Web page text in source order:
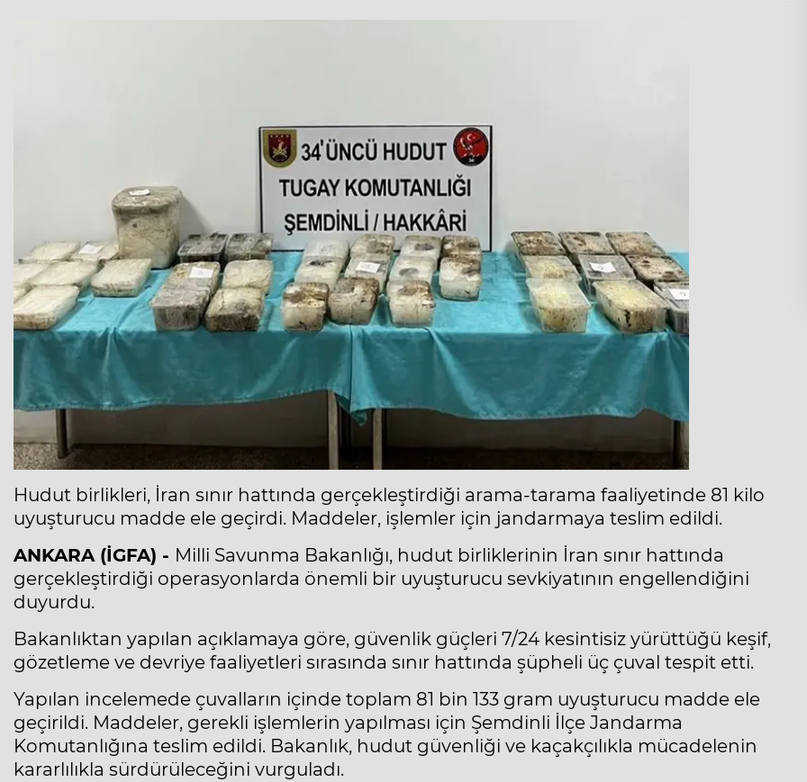
Hudut birlikleri, İran sınır hattında gerçekleştirdiği arama-tarama faaliyetinde 81 kilo
uyuşturucu madde ele geçirdi. Maddeler, işlemler için jandarmaya teslim edildi.
ANKARA (İGFA) - Milli Savunma Bakanlığı, hudut birliklerinin İran sınır hattında
gerçekleştirdiği operasyonlarda önemli bir uyuşturucu sevkiyatının engellendiğini
duyurdu.
Bakanlıktan yapılan açıklamaya göre, güvenlik güçleri 7/24 kesintisiz yürüttüğü keşif,
gözetleme ve devriye faaliyetleri sırasında sınır hattında şüpheli üç çuval tespit etti.
Yapılan incelemede çuvalların içinde toplam 81 bin 133 gram uyuşturucu madde ele
geçirildi. Maddeler, gerekli işlemlerin yapılması için Şemdinli İlçe Jandarma
Komutanlığına teslim edildi. Bakanlık, hudut güvenliği ve kaçakçılıkla mücadelenin
kararlılıkla sürdürüleceğini vurguladı.